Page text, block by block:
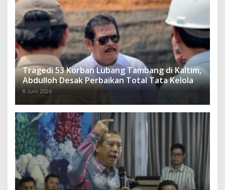
Tragedi 53 Korban Lubang Tambang di Kaltim,
Abdulloh Desak Perbaikan Total Tata Kelola
8 Juni 2026